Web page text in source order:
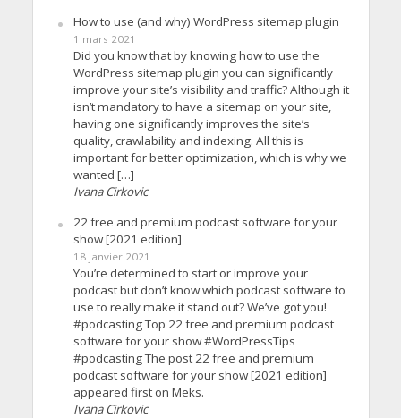
How to use (and why) WordPress sitemap plugin
1 mars 2021
Did you know that by knowing how to use the
WordPress sitemap plugin you can significantly
improve your site’s visibility and traffic? Although it
isn’t mandatory to have a sitemap on your site,
having one significantly improves the site’s
quality, crawlability and indexing. All this is
important for better optimization, which is why we
wanted […]
Ivana Cirkovic
22 free and premium podcast software for your
show [2021 edition]
18 janvier 2021
You’re determined to start or improve your
podcast but don’t know which podcast software to
use to really make it stand out? We’ve got you!
#podcasting Top 22 free and premium podcast
software for your show #WordPressTips
#podcasting The post 22 free and premium
podcast software for your show [2021 edition]
appeared first on Meks.
Ivana Cirkovic